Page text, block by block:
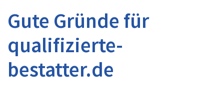
Gute Gründe für
qualifizierte-
bestatter.de